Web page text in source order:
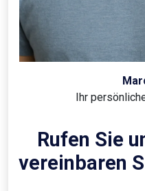
Ihr
Rufen Sie
vereinbaren